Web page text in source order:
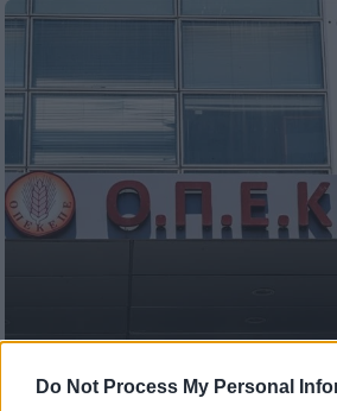
Do Not Process My Personal
Πολιτική|02.10.2025 17:16